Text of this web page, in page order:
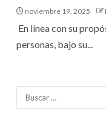
noviembre 19, 2025
En línea con su
personas, bajo su...